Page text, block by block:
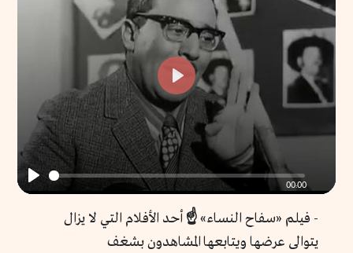
Play
00:00
Play
- فيلم «سفاح النساء»☝️ أحد الأفلام التي لا يزال
يتوالى عرضها ويتابعها المشاهدون بشغف